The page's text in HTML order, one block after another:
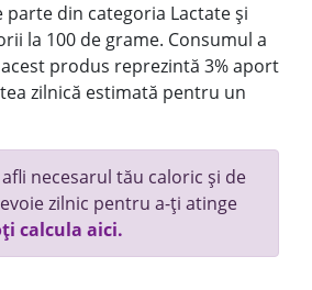
parte din categoria Lactate și
la 100 de grame. Consumul a
produs reprezintă 3% aport
zilnică estimată pentru un
necesarul tău caloric și de
zilnic pentru a-ți atinge
calcula aici.